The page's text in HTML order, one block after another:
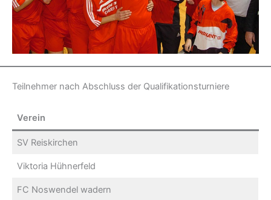
Teilnehmer nach Abschluss der Qualifikationsturniere
Verein
SV Reiskirchen
Viktoria Hühnerfeld
FC Noswendel wadern